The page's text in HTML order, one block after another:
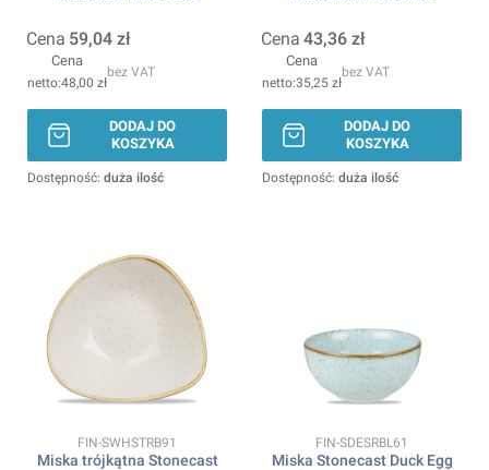
Cena 59,04 zł
Cena
48,00 zł
bez VAT
DODAJ DO
KOSZYKA
Dostępność: duża ilość
Cena 43,36 zł
Cena
35,25 zł
bez VAT
DODAJ DO
KOSZYKA
Dostępność: duża ilość
Kod produktu
FIN-SWHSTRB91
Miska trójkątna Stonecast
Kod produktu
FIN-SDESRBL61
Miska Stonecast Duck Egg